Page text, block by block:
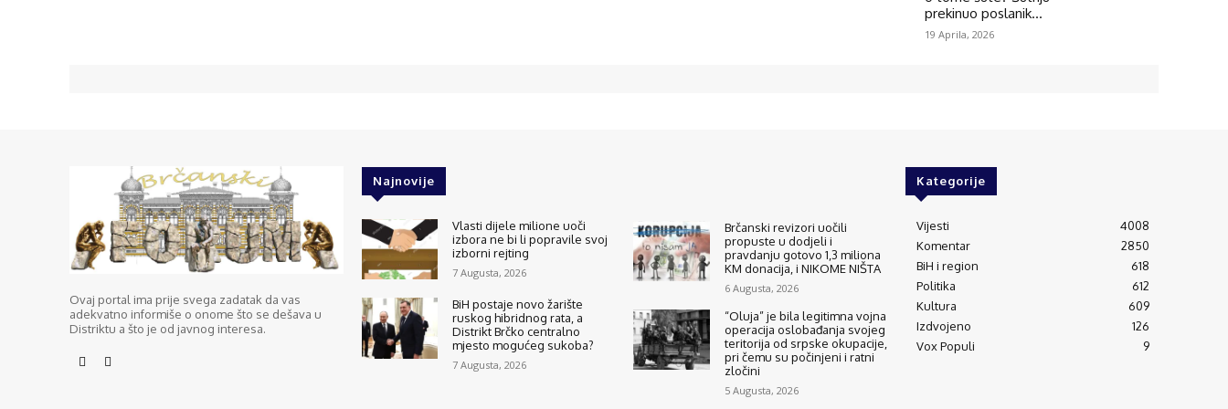
prekinuo poslanik...
19 Aprila, 2026
Ovaj portal ima prije svega zadatak da vas
adekvatno informiše o onome što se dešava u
Distriktu a što je od javnog interesa.
Najnovije
Vlasti dijele milione uoči
izbora ne bi li popravile svoj
izborni rejting
7 Augusta, 2026
BiH postaje novo žarište
ruskog hibridnog rata, a
Distrikt Brčko centralno
mjesto mogućeg sukoba?
7 Augusta, 2026
Brčanski revizori uočili
propuste u dodjeli i
pravdanju gotovo 1,3 miliona
KM donacija, i NIKOME NIŠTA
6 Augusta, 2026
“Oluja” je bila legitimna vojna
operacija oslobađanja svojeg
teritorija od srpske okupacije,
pri čemu su počinjeni i ratni
zločini
5 Augusta, 2026
Kategorije
Vijesti
4008
Komentar
2850
BiH i region
618
Politika
612
Kultura
609
Izdvojeno
126
Vox Populi
9